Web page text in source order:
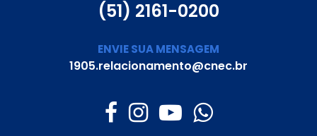
(51) 2161-0200
ENVIE SUA MENSAGEM
1905.relacionamento@cnec.br